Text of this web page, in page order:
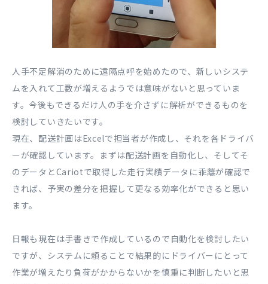
人手不足解消のために遠隔点呼を始めたので、新しいシステ
ムを入れて工数が増えるようでは意味がないと思っていま
す。今後もできるだけ人の手を介さずに解析ができるものを
検討していきたいです。
現在、配送計画はExcelで担当者が作成し、それを各ドライバ
ーが確認しています。まずは配送計画を自動化し、そしてそ
のデータとCariotで取得した走行実績データに乖離が確認で
きれば、予実の差分を把握して更なる効率化ができると思い
ます。
日報も現在は手書きで作成しているので自動化を検討したい
ですが、システムに頼ることで結果的にドライバーにとって
作業が増えたり負荷がかからないかを慎重に判断したいと思